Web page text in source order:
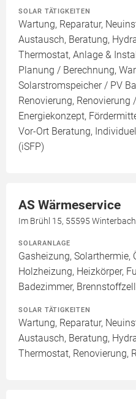
SOLAR TÄTIGKEITEN
Wartung, Reparatur,
Austausch, Beratung,
Thermostat, Anlage &
Planung / Berechnung,
Solarstromspeicher / PV
Renovierung,
Energiekonzept,
Vor-Ort Beratung,
(iSFP)
AS Wärmeservice
Im Brühl 15, 55595
SOLARANLAGE
Gasheizung, Solarthermie,
Holzheizung, Heizkörper,
Badezimmer,
SOLAR TÄTIGKEITEN
Wartung, Reparatur,
Austausch, Beratung,
Thermostat, Renovierung,